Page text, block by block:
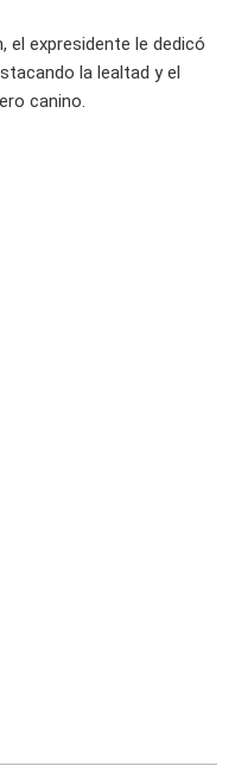
el expresidente le dedicó
la lealtad y el
canino.